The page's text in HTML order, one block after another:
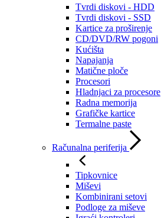
Tvrdi diskovi - HDD
Tvrdi diskovi - SSD
Kartice za proširenje
CD/DVD/RW pogoni
Kućišta
Napajanja
Matične ploče
Procesori
Hladnjaci za procesore
Radna memorija
Grafičke kartice
Termalne paste
Računalna periferija
Tipkovnice
Miševi
Kombinirani setovi
Podloge za miševe